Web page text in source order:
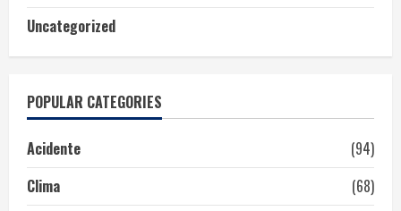
Uncategorized
POPULAR CATEGORIES
Acidente
(94)
Clima
(68)